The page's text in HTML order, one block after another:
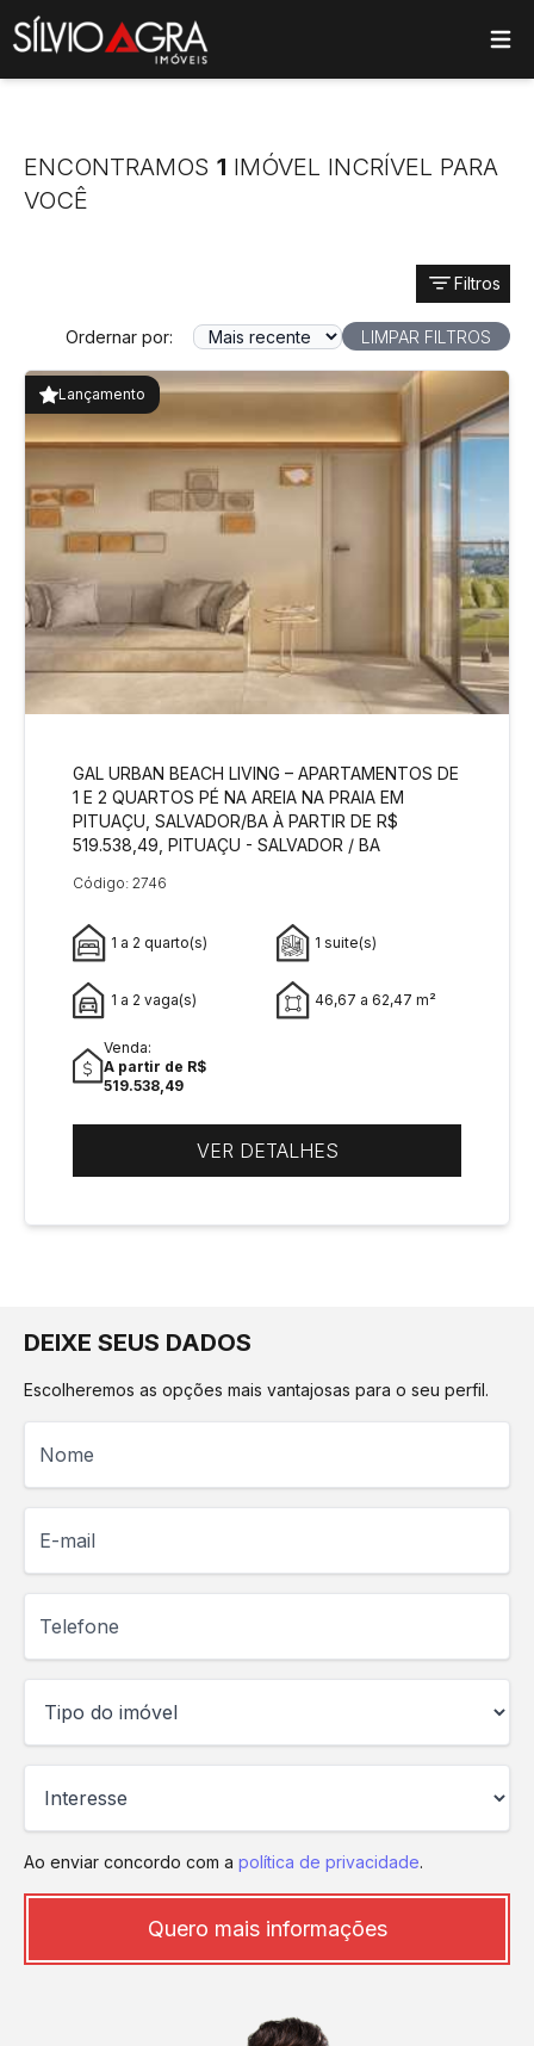
main menu
ENCONTRAMOS 1 IMÓVEL INCRÍVEL PARA
VOCÊ
Filtros
Ordernar por: LIMPAR FILTROS
Lançamento
GAL URBAN BEACH LIVING – APARTAMENTOS DE
1 E 2 QUARTOS PÉ NA AREIA NA PRAIA EM
PITUAÇU, SALVADOR/BA À PARTIR DE R$
519.538,49, PITUAÇU - SALVADOR / BA
Código: 2746
1 a 2 quarto(s) 1 suite(s)
1 a 2 vaga(s) 46,67 a 62,47 m²
Venda:
A partir de R$
519.538,49
VER DETALHES
DEIXE SEUS DADOS
Escolheremos as opções mais vantajosas para o seu perfil.
Ao enviar concordo com a política de privacidade.
Quero mais informações